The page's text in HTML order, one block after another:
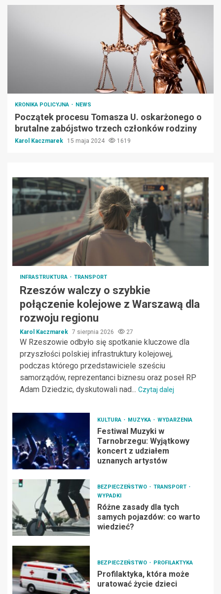
KRONIKA POLICYJNA NEWS
Początek procesu Tomasza U. oskarżonego o
brutalne zabójstwo trzech członków rodziny
Karol Kaczmarek 15 maja 2024 1619
INFRASTRUKTURA TRANSPORT
Rzeszów walczy o szybkie
połączenie kolejowe z Warszawą dla
rozwoju regionu
Karol Kaczmarek 7 sierpnia 2026 27
W Rzeszowie odbyło się spotkanie kluczowe dla
przyszłości polskiej infrastruktury kolejowej,
podczas którego przedstawiciele sześciu
samorządów, reprezentanci biznesu oraz poseł RP
Adam Dziedzic, dyskutowali nad... Czytaj dalej
KULTURA MUZYKA WYDARZENIA
Festiwal Muzyki w
Tarnobrzegu: Wyjątkowy
koncert z udziałem
uznanych artystów
BEZPIECZEŃSTWO
TRANSPORT
WYPADKI
Różne zasady dla tych
samych pojazdów: co warto
wiedzieć?
BEZPIECZEŃSTWO PROFILAKTYKA
Profilaktyka, która może
uratować życie dzieci